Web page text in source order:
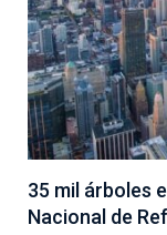
35 mil árboles
Nacional de